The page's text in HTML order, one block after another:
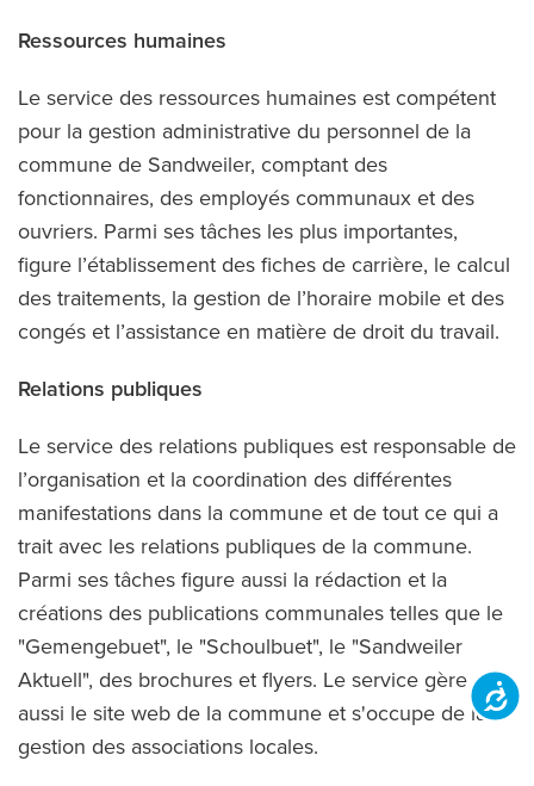
Ressources humaines
Le service des ressources humaines est compétent
pour la gestion administrative du personnel de la
commune de Sandweiler, comptant des
fonctionnaires, des employés communaux et des
ouvriers. Parmi ses tâches les plus importantes,
figure l’établissement des fiches de carrière, le calcul
des traitements, la gestion de l’horaire mobile et des
congés et l’assistance en matière de droit du travail.
Relations publiques
Le service des relations publiques est responsable de
l’organisation et la coordination des différentes
manifestations dans la commune et de tout ce qui a
trait avec les relations publiques de la commune.
Parmi ses tâches figure aussi la rédaction et la
créations des publications communales telles que le
"Gemengebuet", le "Schoulbuet", le "Sandweiler
Aktuell", des brochures et flyers. Le service gère
aussi le site web de la commune et s'occupe de la
gestion des associations locales.